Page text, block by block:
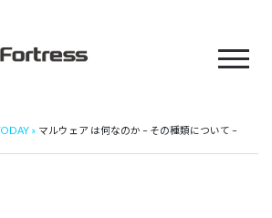
マルウェア は何なのか – その種類について –